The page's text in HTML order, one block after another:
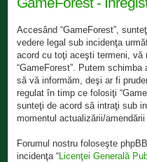
Accesând “GameForest”,
vedere legal sub incidenţa
acord cu toţi aceşti termeni,
“GameForest”. Putem
să vă informăm, deşi ar fi
regulat în timp ce folosiţi
sunteţi de acord să intraţi sub
momentul actualizării/amendării
Forumul nostru foloseşte
incidenţa “Licenţei Generală